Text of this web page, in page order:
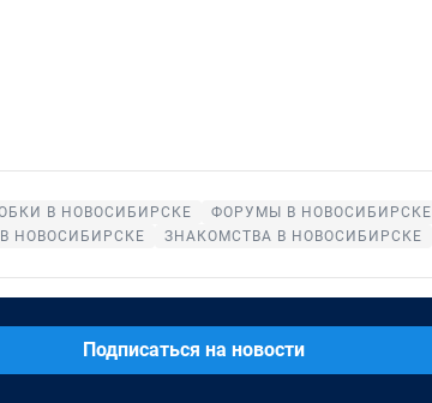
В НОВОСИБИРСКЕ ФОРУМЫ В НОВОСИБИРСКЕ
НОВОСИБИРСКЕ ЗНАКОМСТВА В НОВОСИБИРСКЕ
Подписаться на новости